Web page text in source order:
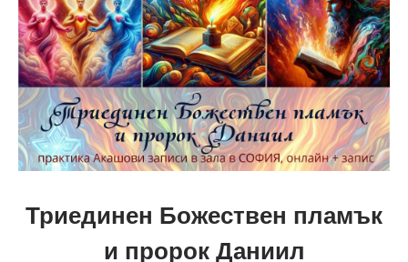
Триединен Божествен пламък
и пророк Даниил